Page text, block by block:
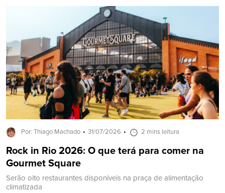
Por: Thiago Machado 31/07/2026 2 mins leitura
Rock in Rio 2026: O que terá para comer na
Gourmet Square
Serão oito restaurantes disponíveis na praça de alimentação
climatizada